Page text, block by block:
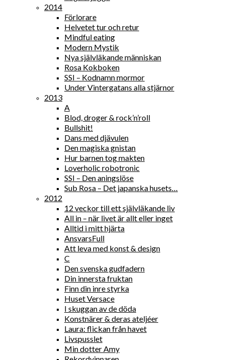
2014
Förlorare
Helvetet tur och retur
Mindful eating
Modern Mystik
Nya självläkande människan
Rosa Kokboken
SSI – Kodnamn mormor
Under Vintergatans alla stjärnor
2013
A
Blod, droger & rock’n’roll
Bullshit!
Dans med djävulen
Den magiska gnistan
Hur barnen tog makten
Loverholic robotronic
SSI – Den aningslöse
Sub Rosa – Det japanska husets…
2012
12 veckor till ett självläkande liv
All in – när livet är allt eller inget
Alltid i mitt hjärta
AnsvarsFull
Att leva med konst & design
C
Den svenska gudfadern
Din innersta fruktan
Finn din inre styrka
Huset Versace
I skuggan av de döda
Konstnärer & deras ateljéer
Laura: flickan från havet
Livspusslet
Min dotter Amy